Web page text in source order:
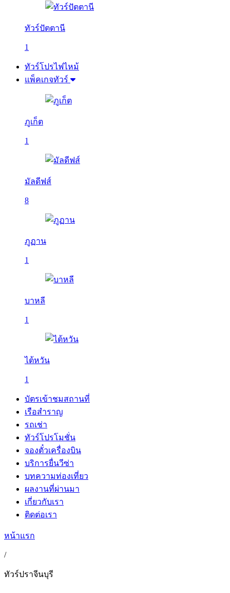
ทัวร์ปัตตานี
1
ทัวร์โปรไฟไหม้
แพ็คเกจทัวร์
ภูเก็ต
1
มัลดีฟส์
8
ภูฏาน
1
บาหลี
1
ไต้หวัน
1
บัตรเข้าชมสถานที่
เรือสำราญ
รถเช่า
ทัวร์โปรโมชั่น
จองตั๋วเครื่องบิน
บริการยื่นวีซ่า
บทความท่องเที่ยว
ผลงานที่ผ่านมา
เกี่ยวกับเรา
ติดต่อเรา
หน้าแรก
/
ทัวร์ปราจีนบุรี